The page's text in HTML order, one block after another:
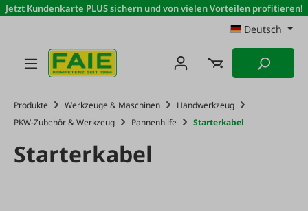
Zum Hauptinhalt springen
Jetzt Kundenkarte PLUS sichern und von vielen Vorteilen profitieren!
Deutsch
Produkte Werkzeuge & Maschinen
Handwerkzeug
PKW-Zubehör & Werkzeug
Pannenhilfe Starterkabel
Starterkabel